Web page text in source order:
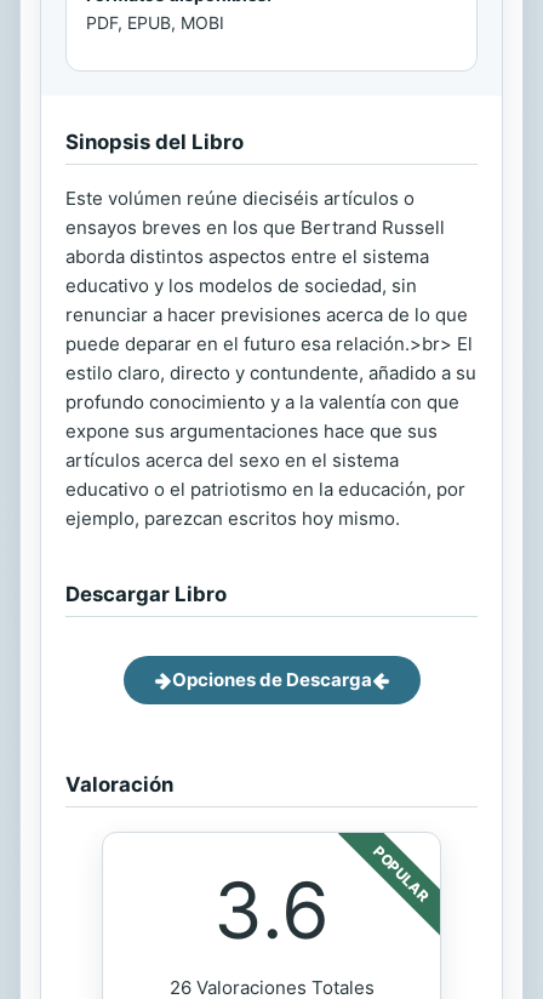
PDF, EPUB, MOBI
Sinopsis del Libro
Este volúmen reúne dieciséis artículos o
ensayos breves en los que Bertrand Russell
aborda distintos aspectos entre el sistema
educativo y los modelos de sociedad, sin
renunciar a hacer previsiones acerca de lo que
puede deparar en el futuro esa relación.>br> El
estilo claro, directo y contundente, añadido a su
profundo conocimiento y a la valentía con que
expone sus argumentaciones hace que sus
artículos acerca del sexo en el sistema
educativo o el patriotismo en la educación, por
ejemplo, parezcan escritos hoy mismo.
Descargar Libro
Opciones de Descarga
Valoración
POPULAR
3.6
26 Valoraciones Totales